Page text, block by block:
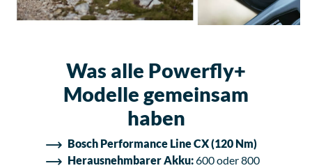
Was alle Powerfly+
Modelle gemeinsam
haben
Bosch Performance Line CX (120 Nm)
Herausnehmbarer Akku:600 oder 800